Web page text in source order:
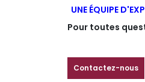
UNE ÉQUIPE
Pour toutes
Contactez-nous